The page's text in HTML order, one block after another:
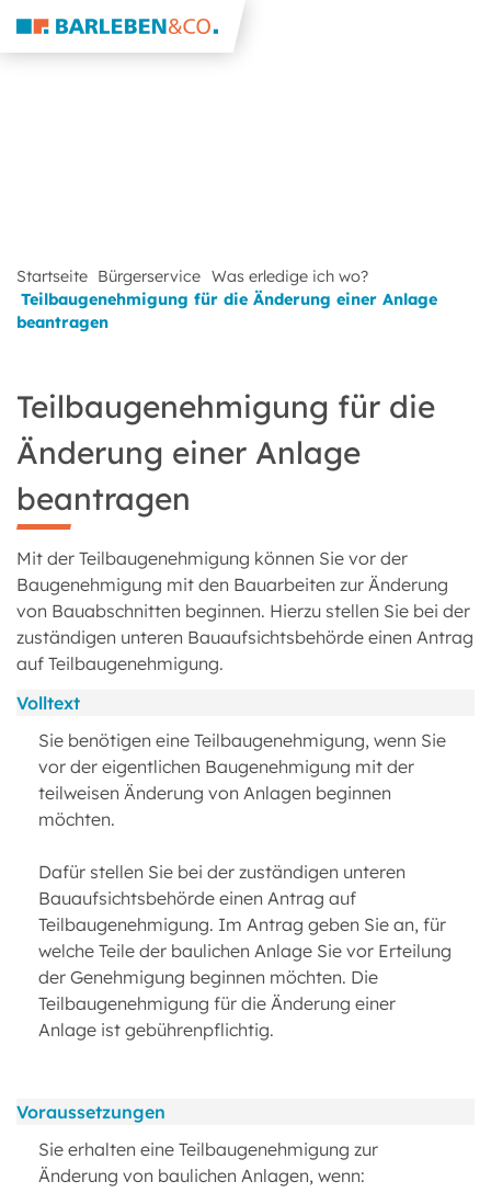
Startseite Bürgerservice Was erledige ich wo?
Teilbaugenehmigung für die Änderung einer Anlage
beantragen
Teilbaugenehmigung für die
Änderung einer Anlage
beantragen
Mit der Teilbaugenehmigung können Sie vor der
Baugenehmigung mit den Bauarbeiten zur Änderung
von Bauabschnitten beginnen. Hierzu stellen Sie bei der
zuständigen unteren Bauaufsichtsbehörde einen Antrag
auf Teilbaugenehmigung.
Volltext
Sie benötigen eine Teilbaugenehmigung, wenn Sie
vor der eigentlichen Baugenehmigung mit der
teilweisen Änderung von Anlagen beginnen
möchten.
Dafür stellen Sie bei der zuständigen unteren
Bauaufsichtsbehörde einen Antrag auf
Teilbaugenehmigung. Im Antrag geben Sie an, für
welche Teile der baulichen Anlage Sie vor Erteilung
der Genehmigung beginnen möchten. Die
Teilbaugenehmigung für die Änderung einer
Anlage ist gebührenpflichtig.
Voraussetzungen
Sie erhalten eine Teilbaugenehmigung zur
Änderung von baulichen Anlagen, wenn: